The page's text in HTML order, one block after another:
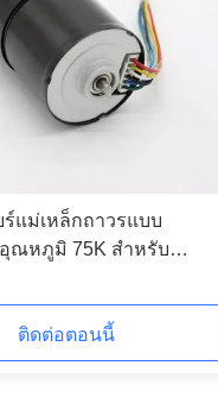
ร์แม่เหล็กถาวรแบบ
ณหภูมิ 75K สำหรับ
ติดต่อตอนนี้